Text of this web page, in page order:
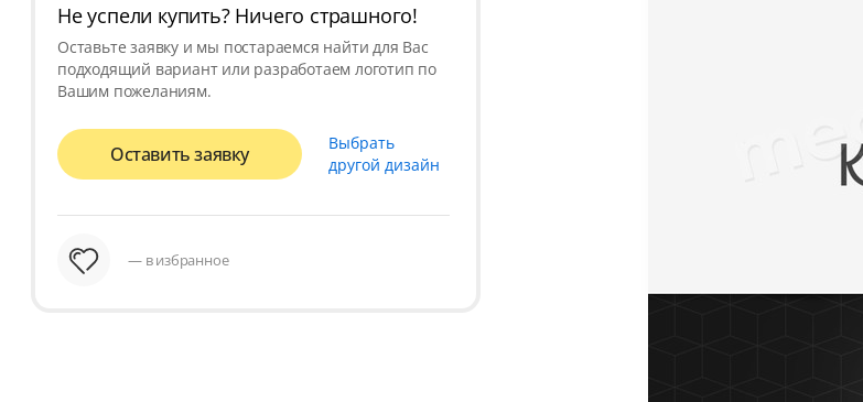
Не успели купить? Ничего страшного!
Оставьте заявку и мы постараемся найти для Вас
подходящий вариант или разработаем логотип по
Вашим пожеланиям.
Оставить заявку
Выбрать
другой дизайн
— в избранное